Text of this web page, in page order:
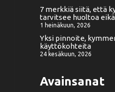
7 merkkiä siitä, että
tarvitsee huoltoa
1 heinäkuun, 2026
Yksi pinnoite,
käyttökohteita
24 kesäkuun, 2026
Avainsanat